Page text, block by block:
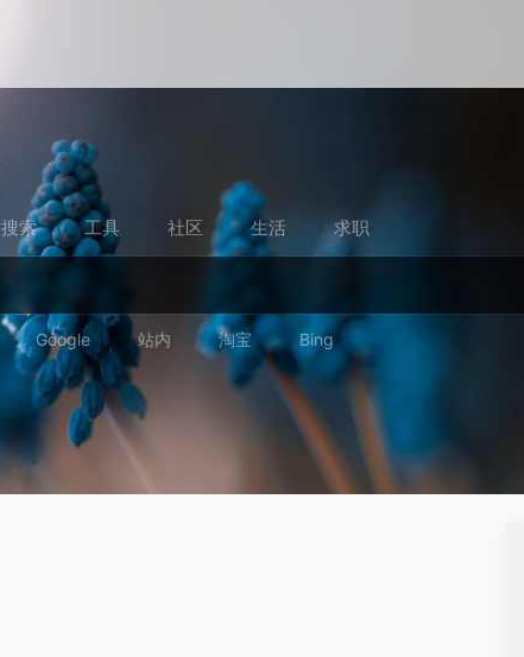
搜索 工具 社区 生活 求职
Google 站内 淘宝 Bing